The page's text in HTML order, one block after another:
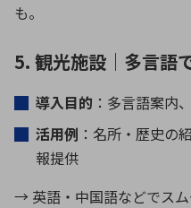
も。
5. 観光施設｜多言語
導入目的 ：多言語案内
活用例 ：名所・歴史の
報提供
→ 英語・中国語などでス